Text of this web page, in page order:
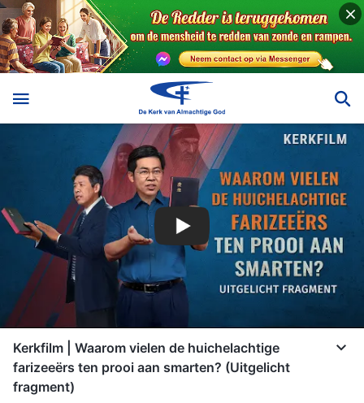
Kerkfilm | Waarom vielen de huichelachtige
farizeeërs ten prooi aan smarten? (Uitgelicht
fragment)